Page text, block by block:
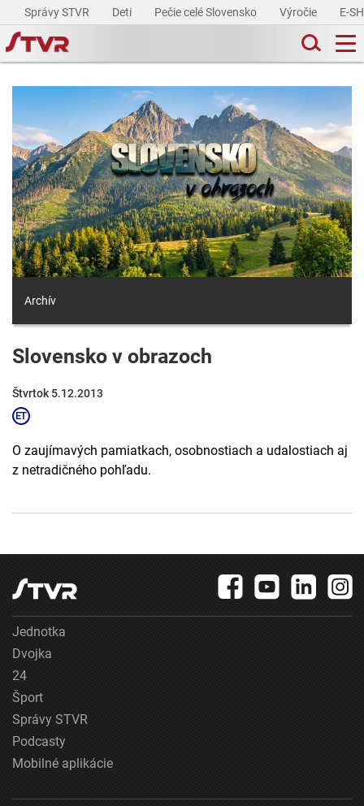
Správy STVR Deti Pečie celé Slovensko Výročie E-
Archív
Slovensko v obrazoch
Štvrtok 5.12.2013
O zaujímavých pamiatkach, osobnostiach a udalostiach aj
z netradičného pohľadu.
Jednotka
Dvojka
24
Šport
Správy STVR
Podcasty
Mobilné aplikácie